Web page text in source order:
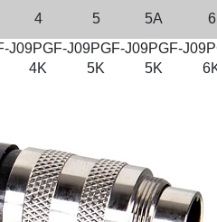
4 5 5A 6
J09PGF-
4K
J09PGF-
5K
J09PGF-
5K